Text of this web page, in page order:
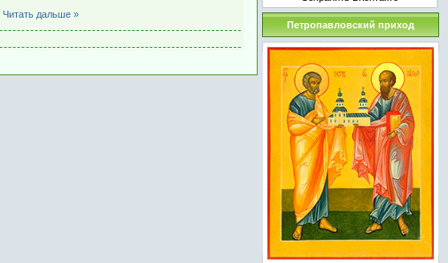
Читать дальше »
Петропавловский приход